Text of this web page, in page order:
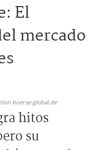
El
mercado
boerse-global.de
hitos
su